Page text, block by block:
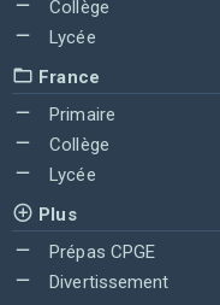
Collège
Lycée
France
Primaire
Collège
Lycée
Plus
Prépas CPGE
Divertissement